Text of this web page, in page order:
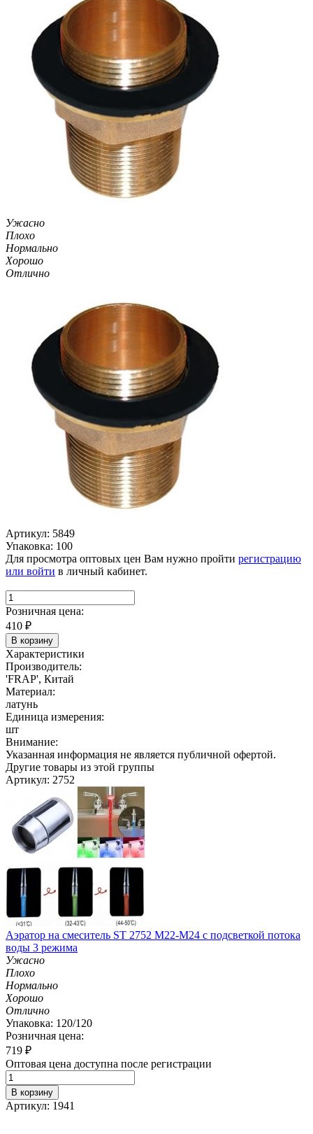
Ужасно
Плохо
Нормально
Хорошо
Отлично
Артикул: 5849
Упаковка: 100
Для просмотра оптовых цен Вам нужно пройти регистрацию
или войти в личный кабинет.
Розничная цена:
410 ₽
В корзину
Характеристики
Производитель:
'FRAP', Китай
Материал:
латунь
Единица измерения:
шт
Внимание:
Указанная информация не является публичной офертой.
Другие товары из этой группы
Артикул: 2752
Аэратор на смеситель ST 2752 M22-M24 с подсветкой потока
воды 3 режима
Ужасно
Плохо
Нормально
Хорошо
Отлично
Упаковка: 120/120
Розничная цена:
719 ₽
Оптовая цена доступна после регистрации
В корзину
Артикул: 1941